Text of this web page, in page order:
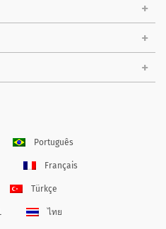
Português
Français
Türkçe
ไทย